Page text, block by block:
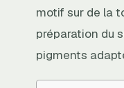
motif sur de la
préparation du
pigments